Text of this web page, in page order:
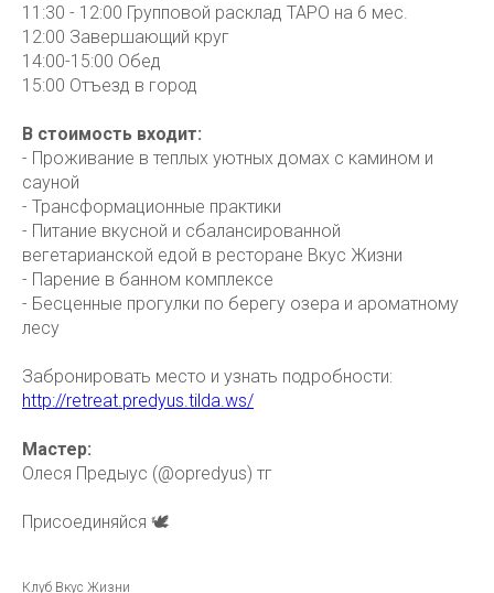
11:30 - 12:00 Групповой расклад ТАРО на 6 мес.
12:00 Завершающий круг
14:00-15:00 Обед
15:00 Отъезд в город
В стоимость входит:
- Проживание в теплых уютных домах с камином и
сауной
- Трансформационные практики
- Питание вкусной и сбалансированной
вегетарианской едой в ресторане Вкус Жизни
- Парение в банном комплексе
- Бесценные прогулки по берегу озера и ароматному
лесу
Забронировать место и узнать подробности:
http://retreat.predyus.tilda.ws/
Мастер:
Олеся Предыус (@opredyus) тг
Присоединяйся 🕊️
Клуб Вкус Жизни